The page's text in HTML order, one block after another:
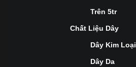
Trên 5tr
Chất Liệu Dây
Dây Kim Loại
Dây Da